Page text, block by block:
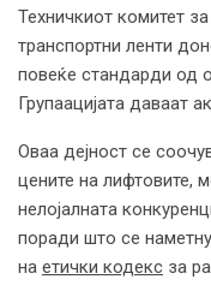
Техничкиот комитет
транспортни ленти
повеќе стандарди од
Групаацијата даваат
Оваа дејност се
цените на лифтовите,
нелојалната
поради што се
на етички кодекс за